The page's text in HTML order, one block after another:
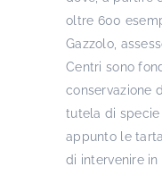
oltre 600
Gazzolo,
Centri sono
conservazione
tutela di specie
appunto le
di intervenire